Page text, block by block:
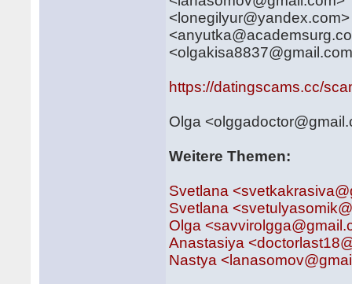
https://datingscams.cc/
Olga
Weitere Themen:
Svetlana
Svetlana
Olga
Anastasiya
Nastya